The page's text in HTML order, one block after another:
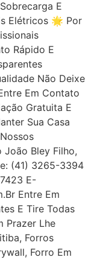
E
Elétricos 🌟 Por
Rápido E
Não Deixe
Em Contato
Gratuita E
Sua Casa
João Bley Filho,
(41) 3265-3394
E-
Entre Em
E Tire Todas
Prazer Lhe
Forros
Forro Em